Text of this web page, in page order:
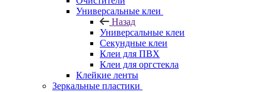
Универсальные клеи
Назад
Универсальные клеи
Секундные клеи
Клеи для ПВХ
Клеи для оргстекла
Клейкие ленты
Зеркальные пластики